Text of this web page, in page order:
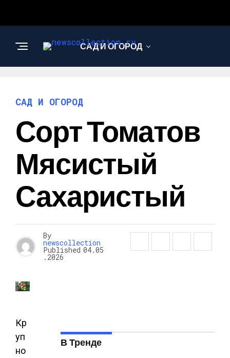
САД И ОГОРОД
САД И ОГОРОД
Сорт Томатов
Мясистый
Сахаристый
By
newscollection
Published 04.05
.2026
Кр
уп
но
В Тренде